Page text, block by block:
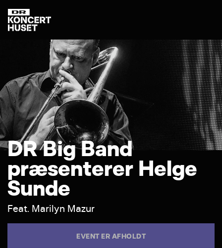
DRBigBand
præsenterer Helge
Sunde
Feat. Marilyn Mazur
EVENT ER AFHOLDT